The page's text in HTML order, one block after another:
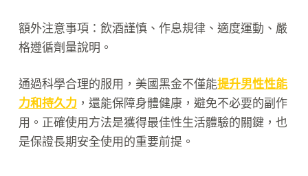
額外注意事項：飲酒謹慎、作息規律、適度運動、嚴
格遵循劑量說明。
通過科學合理的服用，美國黑金不僅能提升男性性能
力和持久力 ，還能保障身體健康，避免不必要的副作
用。正確使用方法是獲得最佳性生活體驗的關鍵，也
是保證長期安全使用的重要前提。